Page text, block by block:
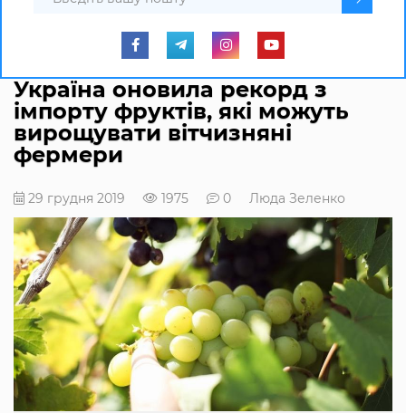
Україна оновила рекорд з
імпорту фруктів, які можуть
вирощувати вітчизняні
фермери
29 грудня 2019 1975 0 Люда Зеленко